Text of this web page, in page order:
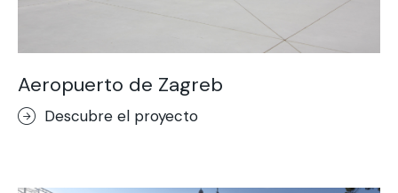
Aeropuerto de Zagreb
Descubre el proyecto